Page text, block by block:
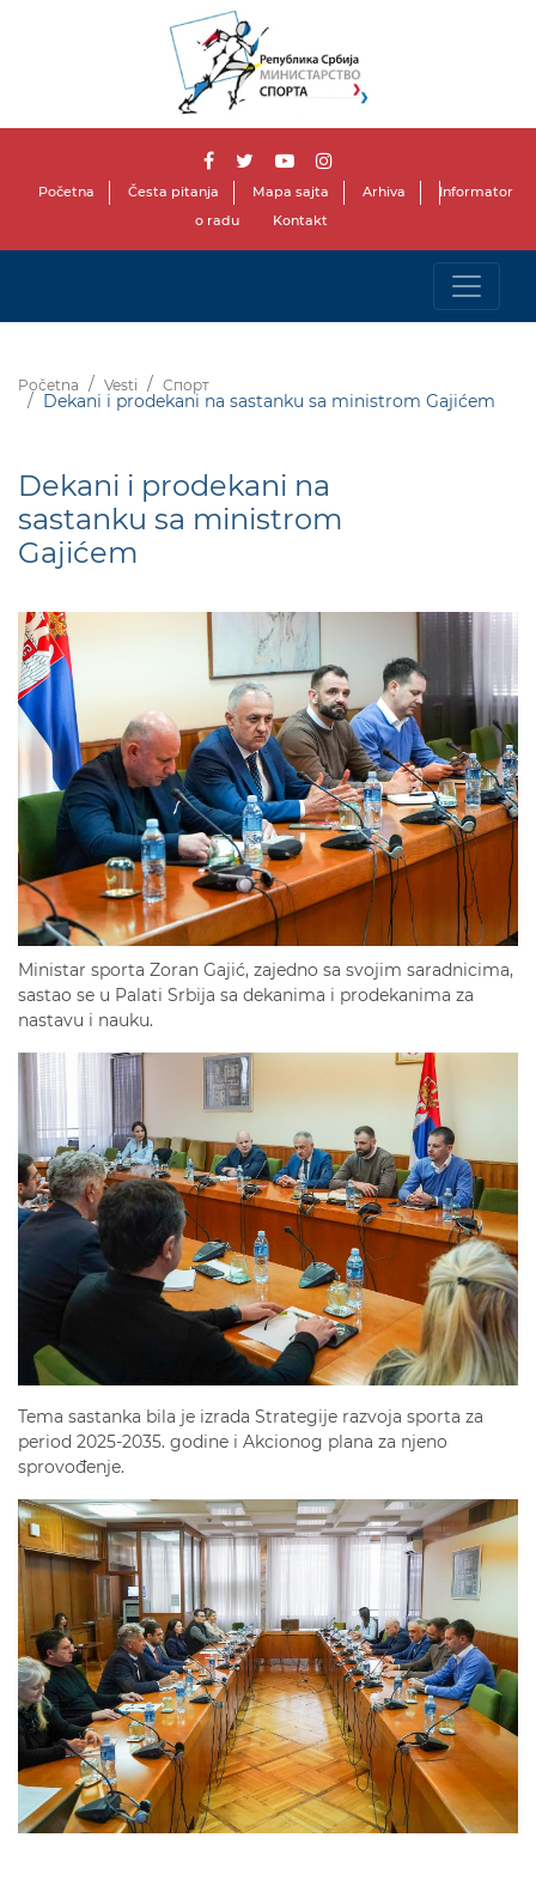
Početna Česta pitanja Mapa sajta Arhiva
Informator
o radu
Kontakt
Početna Vesti Спорт
Dekani i prodekani na sastanku sa ministrom Gajićem
Dekani i prodekani na
sastanku sa ministrom
Gajićem
Ministar sporta Zoran Gajić, zajedno sa svojim saradnicima,
sastao se u Palati Srbija sa dekanima i prodekanima za
nastavu i nauku.
Tema sastanka bila je izrada Strategije razvoja sporta za
period 2025-2035. godine i Akcionog plana za njeno
sprovođenje.